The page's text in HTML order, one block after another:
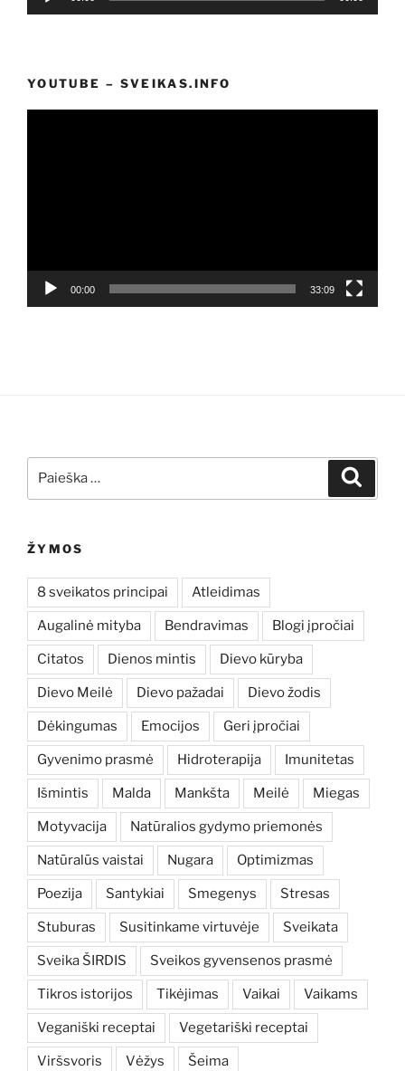
YOUTUBE – SVEIKAS.INFO
00:00 33:09
ŽYMOS
8 sveikatos principai Atleidimas
Augalinė mityba Bendravimas Blogi įpročiai
Citatos Dienos mintis Dievo kūryba
Dievo Meilė Dievo pažadai Dievo žodis
Dėkingumas Emocijos Geri įpročiai
Gyvenimo prasmė Hidroterapija Imunitetas
Išmintis Malda Mankšta Meilė Miegas
Motyvacija Natūralios gydymo priemonės
Natūralūs vaistai Nugara Optimizmas
Poezija Santykiai Smegenys Stresas
Stuburas Susitinkame virtuvėje Sveikata
Sveika ŠIRDIS Sveikos gyvensenos prasmė
Tikros istorijos Tikėjimas Vaikai Vaikams
Veganiški receptai Vegetariški receptai
Viršsvoris Vėžys Šeima